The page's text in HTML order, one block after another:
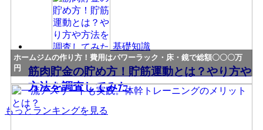
ホームジムの作り方！費用はパワーラック・床・鏡で総額〇〇〇万
円
基礎知識
筋肉貯金の貯め方！貯筋運動とは？やり方や
方法を調査してみた
もっとランキングを見る